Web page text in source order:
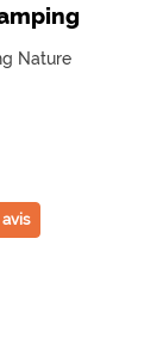
Nature